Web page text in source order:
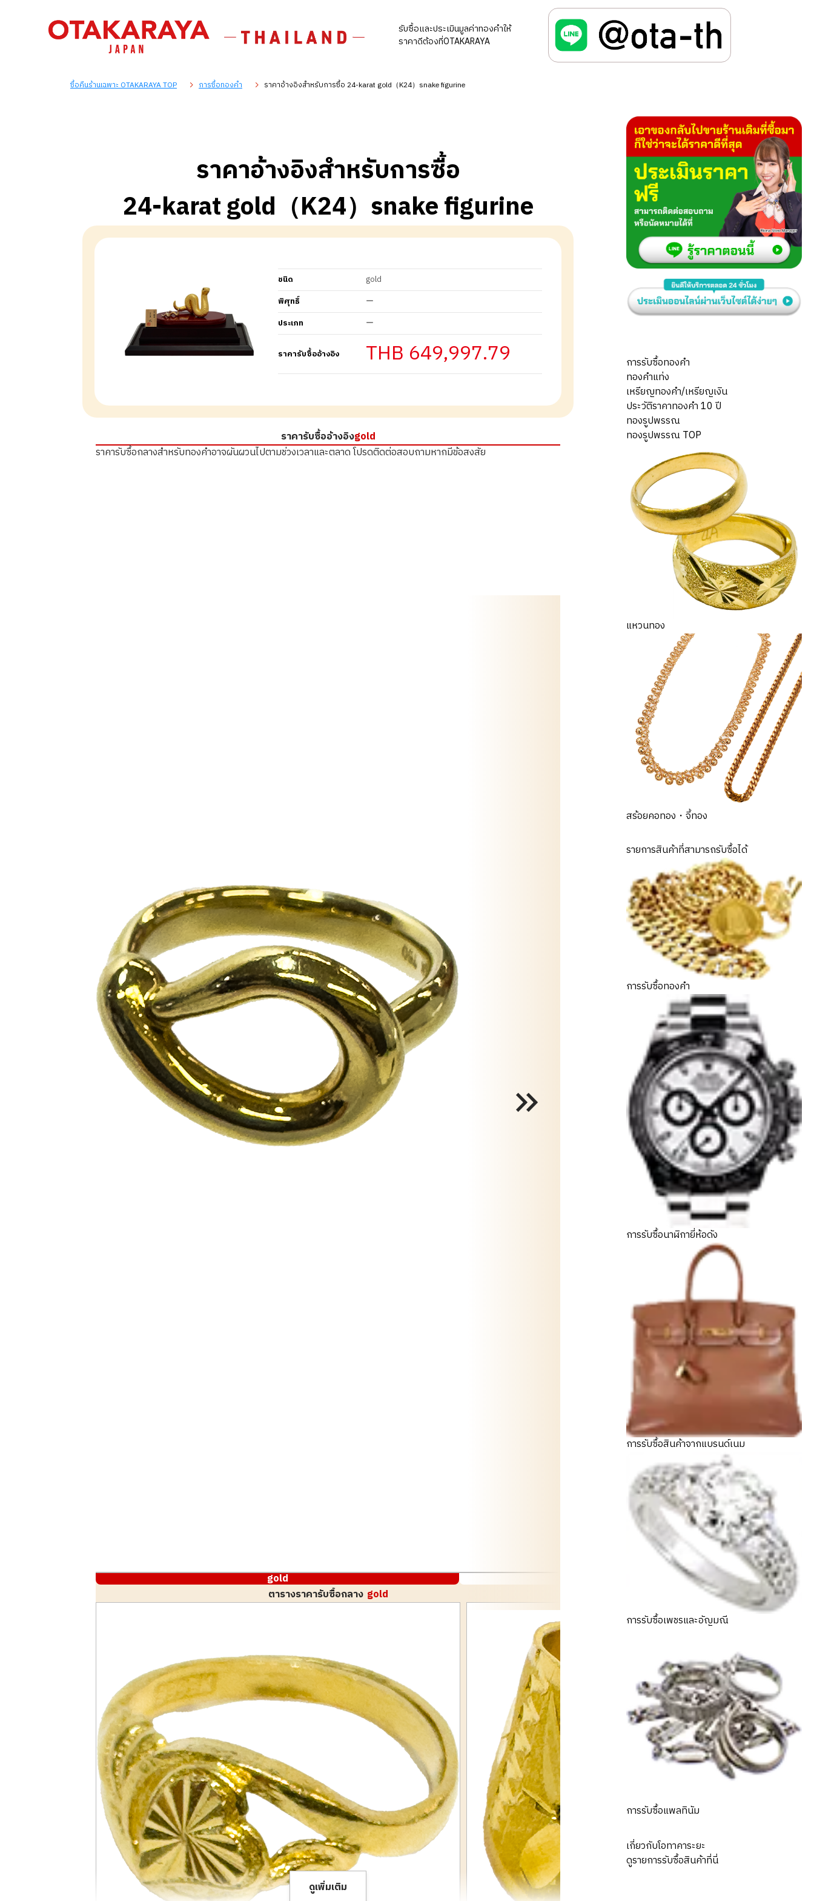
รับซื้อและประเมินมูลค่าทองคำให้
ราคาดีต้องที่OTAKARAYA
ซื้อคืนร้านเฉพาะ OTAKARAYA TOP การซื้อทองคำ ราคาอ้างอิงสำหรับการซื้อ 24-karat gold（K24）snake figurine
ราคาอ้างอิงสำหรับการซื้อ
24-karat gold（K24）snake figurine
ชนิด
gold
พิศุทธิ์
ー
ประเภท
ー
ราคารับซื้ออ้างอิง THB 649,997.79
ราคารับซื้ออ้างอิงgold
ราคารับซื้อกลางสำหรับทองคำอาจผันผวนไปตามช่วงเวลาและตลาดโปรดติดต่อสอบถามหากมีข้อสงสัย
gold
ตารางราคารับซื้อกลาง gold
ดูเพิ่มเติม
การรับซื้อทองคำ
ทองคำแท่ง
เหรียญทองคำ/เหรียญเงิน
ประวัติราคาทองคำ 10 ปี
ทองรูปพรรณ
ทองรูปพรรณ TOP
แหวนทอง
สร้อยคอทอง・จี้ทอง
รายการสินค้าที่สามารถรับซื้อได้
การรับซื้อทองคำ
การรับซื้อนาฬิกายี่ห้อดัง
การรับซื้อสินค้าจากแบรนด์เนม
การรับซื้อเพชรและอัญมณี
การรับซื้อแพลทินัม
เกี่ยวกับโอทาคาระยะ
ดูรายการรับซื้อสินค้าที่นี่